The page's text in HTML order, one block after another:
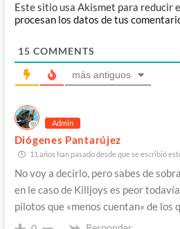
Este sitio usa Akismet para reducir
procesan los datos de tus
15 COMMENTS
más antiguos
Admin
Diógenes Pantarújez
11 años han pasado desde que se escribió
No voy a decirlo, pero sabes de
en le caso de Killjoys es peor
pilotos que «menos cuentan» de los